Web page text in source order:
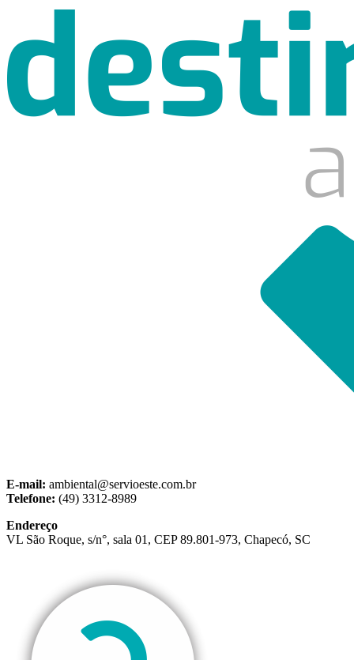
E-mail: ambiental@servioeste.com.br
Telefone: (49) 3312-8989
Endereço
VL São Roque, s/n°, sala 01, CEP 89.801-973, Chapecó, SC